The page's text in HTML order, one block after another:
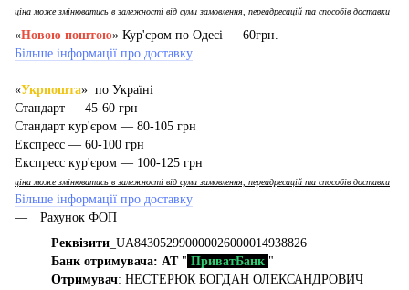
ціна може змінюватись в залежності від суми замовлення, переадресацій та способів доставки
«Новою поштою» Кур'єром по Одесі — 60грн.
Більше інформації про доставку
«Укрпошта» по Україні
Стандарт — 45-60 грн
Стандарт кур'єром — 80-105 грн
Експресс — 60-100 грн
Експресс кур'єром — 100-125 грн
ціна може змінюватись в залежності від суми замовлення, переадресацій та способів доставки
Більше інформації про доставку
Рахунок ФОП
Реквізити _UA843052990000026000014938826
Банк отримувача: АТ" ПриватБанк "
Отримувач: НЕСТЕРЮК БОГДАН ОЛЕКСАНДРОВИЧ